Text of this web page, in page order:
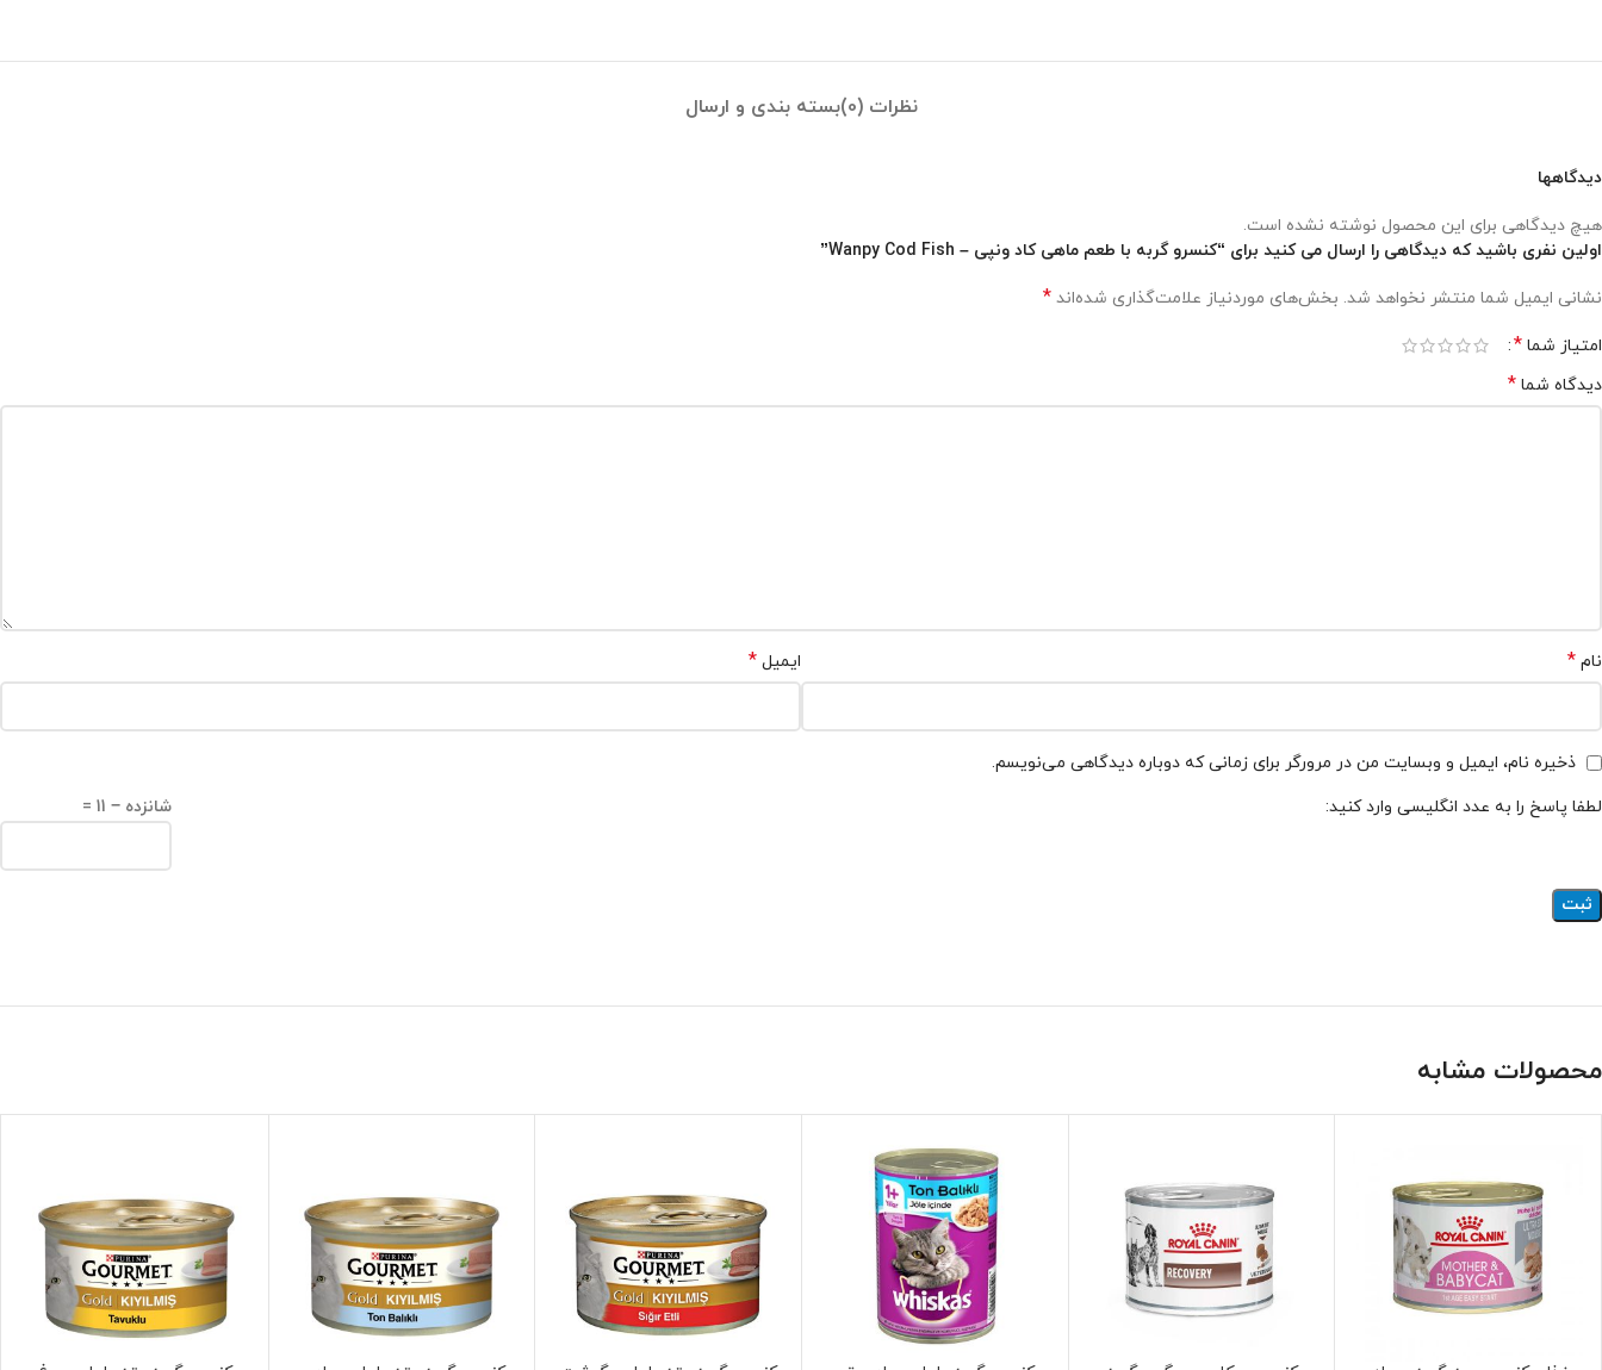
نظرات (0) بسته بندی و ارسال
دیدگاهها
هیچ دیدگاهی برای این محصول نوشته نشده است.
اولین نفری باشید که دیدگاهی را ارسال می کنید برای “کنسرو گربه با طعم ماهی کاد ونپی – Wanpy Cod Fish”
نشانی ایمیل شما منتشر نخواهد شد. بخش‌های موردنیاز علامت‌گذاری شده‌اند *
امتیاز شما *
دیدگاه شما *
نام * ایمیل *
ذخیره نام، ایمیل و وبسایت من در مرورگر برای زمانی که دوباره دیدگاهی می‌نویسم.
لطفا پاسخ را به عدد انگلیسی وارد کنید:
شانزده − 11 =
محصولات مشابه